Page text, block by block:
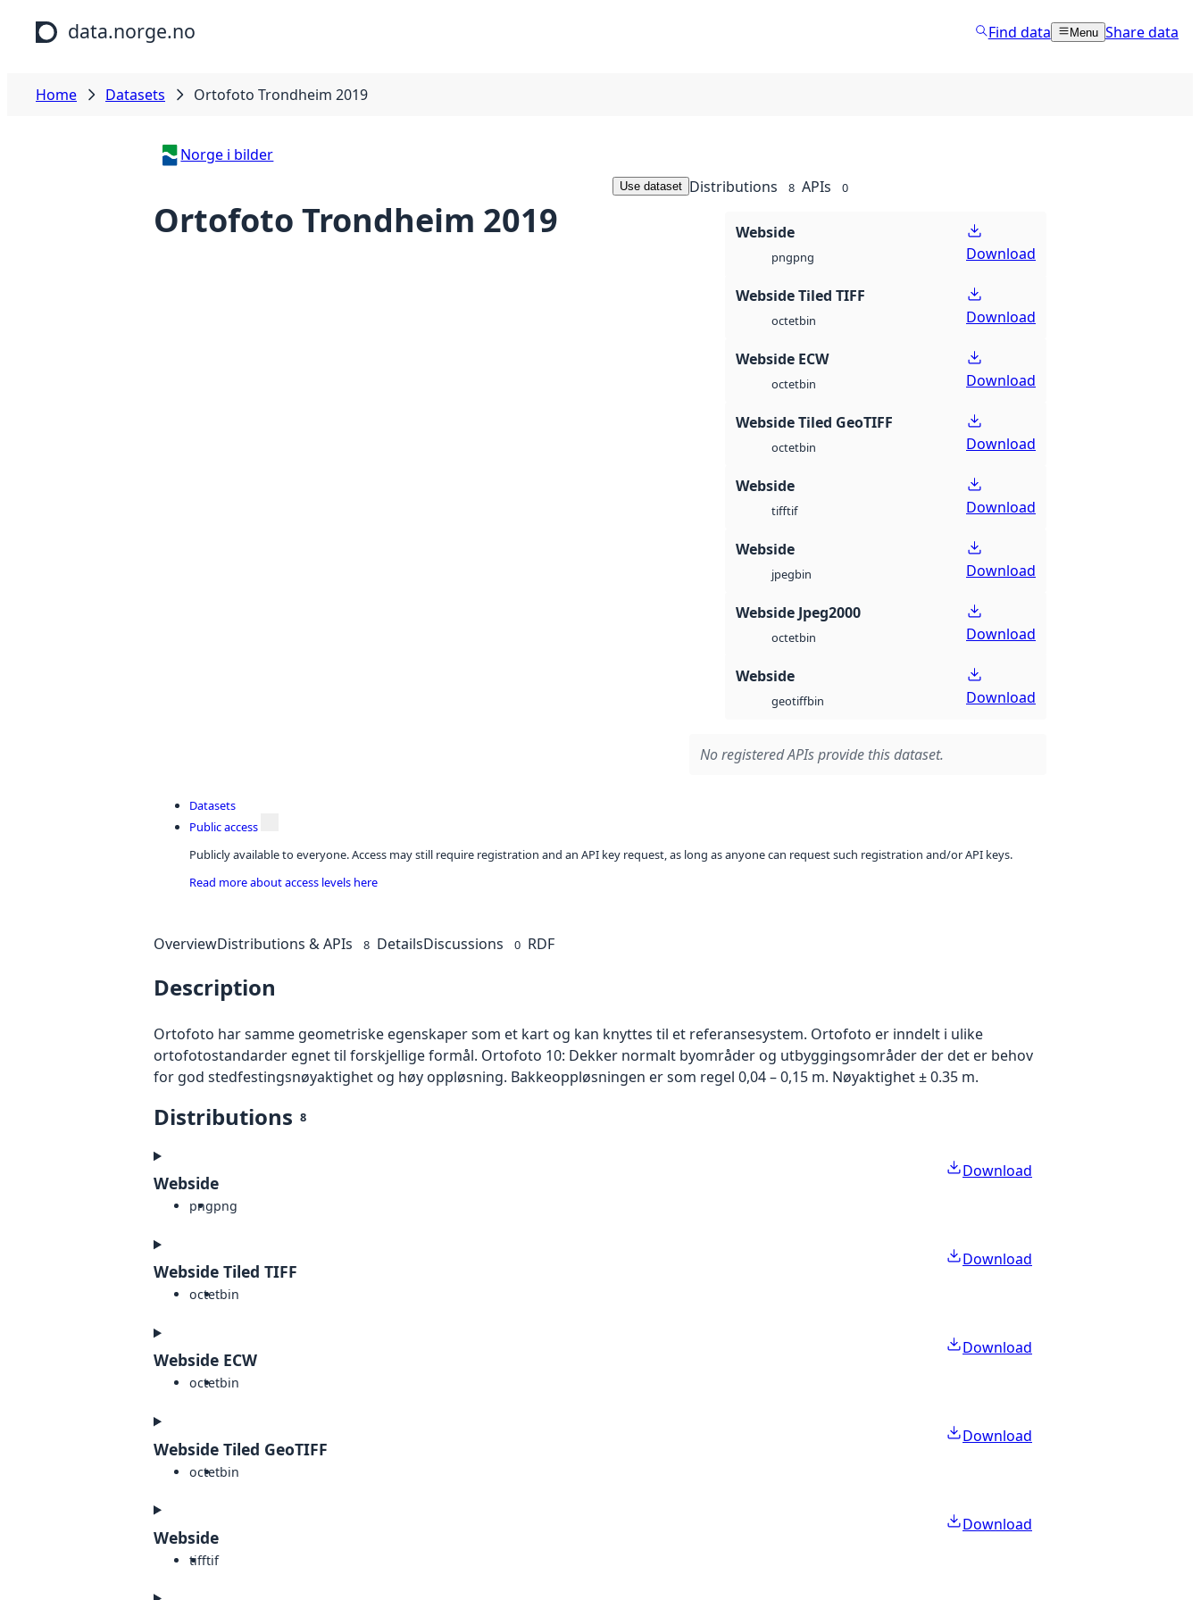
Skip to main content
data.norge.no Find data Menu Share data
Home Datasets Ortofoto Trondheim 2019
Norge i bilder
Ortofoto Trondheim 2019
Use dataset Distributions 8 APIs 0
Webside
pngpng Download
Webside Tiled TIFF
octetbin Download
Webside ECW
octetbin Download
Webside Tiled GeoTIFF
octetbin Download
Webside
tifftif Download
Webside
jpegbin Download
Webside Jpeg2000
octetbin Download
Webside
geotiffbin Download
No registered APIs provide this dataset.
Datasets
Public access
Publicly available to everyone. Access may still require registration and an API key request, as long as anyone can request such registration and/or API keys.
Read more about access levels here
OverviewDistributions & APIs 8 DetailsDiscussions 0 RDF
Description
Ortofoto har samme geometriske egenskaper som et kart og kan knyttes til et referansesystem. Ortofoto er inndelt i ulike
ortofotostandarder egnet til forskjellige formål. Ortofoto 10: Dekker normalt byområder og utbyggingsområder der det er behov
for god stedfestingsnøyaktighet og høy oppløsning. Bakkeoppløsningen er som regel 0,04 – 0,15 m. Nøyaktighet ± 0.35 m.
Distributions 8
Webside
pngpng
Download
Webside Tiled TIFF
octetbin
Download
Webside ECW
octetbin
Download
Webside Tiled GeoTIFF
octetbin
Download
Webside
tifftif
Download